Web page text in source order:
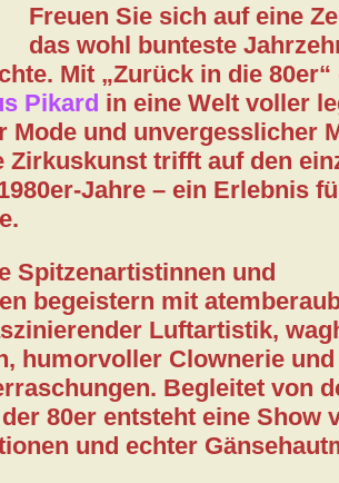
Freuen Sie sich auf eine
das wohl bunteste
Mit „Zurück in die 80er“
Pikard in eine Welt voller
Mode und unvergesslicher
Zirkuskunst trifft auf den
Jahre – ein Erlebnis
Spitzenartistinnen und
begeistern mit
Luftartistik,
humorvoller Clownerie
Begleitet von
80er entsteht eine Show
und echter